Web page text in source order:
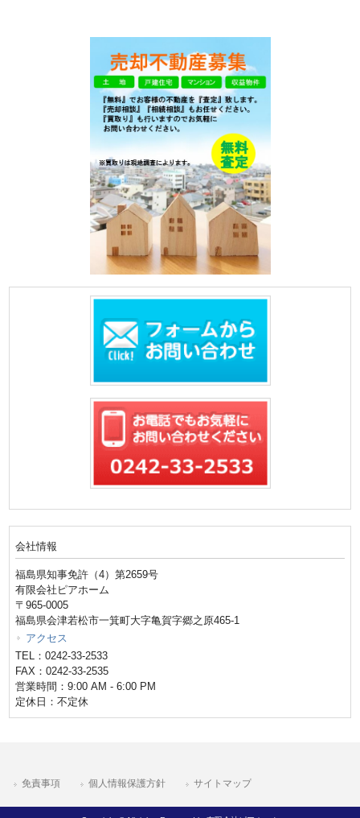
会社情報
福島県知事免許（4）第2659号
有限会社ピアホーム
〒965-0005
福島県会津若松市一箕町大字亀賀字郷之原465-1
アクセス
TEL：0242-33-2533
FAX：0242-33-2535
営業時間：9:00 AM - 6:00 PM
定休日：不定休
免責事項 個人情報保護方針 サイトマップ